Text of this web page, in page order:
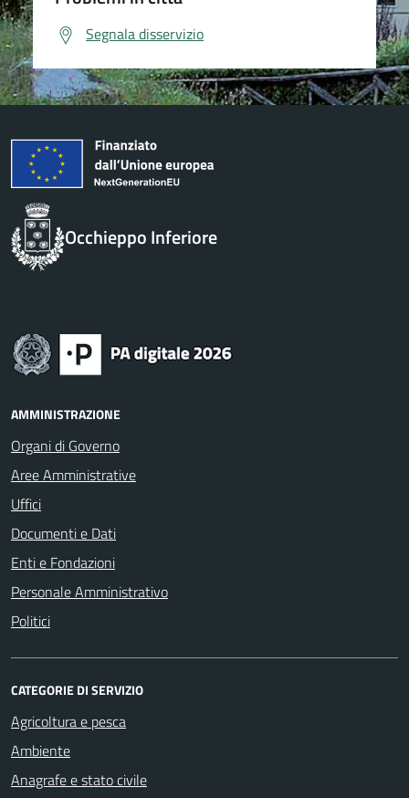
Segnala disservizio
Occhieppo Inferiore
AMMINISTRAZIONE
Organi di Governo
Aree Amministrative
Uffici
Documenti e Dati
Enti e Fondazioni
Personale Amministrativo
Politici
CATEGORIE DI SERVIZIO
Agricoltura e pesca
Ambiente
Anagrafe e stato civile